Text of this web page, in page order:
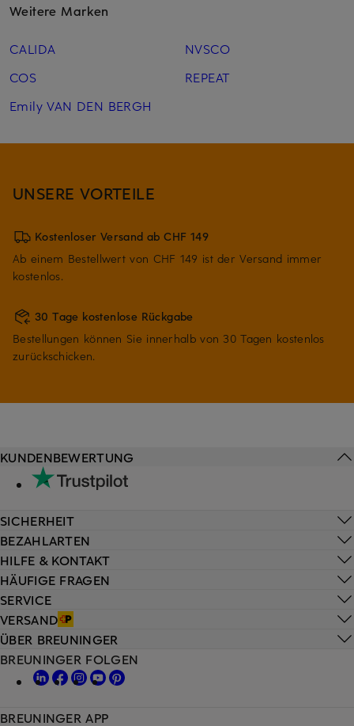
Weitere Marken
CALIDA
COS
Emily VAN DEN BERGH
NVSCO
REPEAT
UNSERE VORTEILE
Kostenloser Versand ab CHF 149
Ab einem Bestellwert von CHF 149 ist der Versand immer
kostenlos.
30 Tage kostenlose Rückgabe
Bestellungen können Sie innerhalb von 30 Tagen kostenlos
zurückschicken.
HILFE & KONTAKT
HÄUFIGE FRAGEN
SERVICE
VERSAND
KUNDENBEWERTUNG
SICHERHEIT
BEZAHLARTEN
ÜBER BREUNINGER
BREUNINGER FOLGEN
BREUNINGER APP